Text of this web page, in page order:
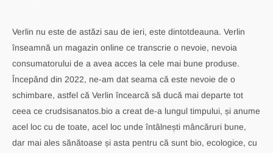
Verlin nu este de astăzi sau de ieri, este dintotdeauna. Verlin
înseamnă un magazin online ce transcrie o nevoie, nevoia
consumatorului de a avea acces la cele mai bune produse.
Începând din 2022, ne-am dat seama că este nevoie de o
schimbare, astfel că Verlin încearcă să ducă mai departe tot
ceea ce crudsisanatos.bio a creat de-a lungul timpului, și anume
acel loc cu de toate, acel loc unde întâlnești mâncăruri bune,
dar mai ales sănătoase și asta pentru că sunt bio, ecologice, cu